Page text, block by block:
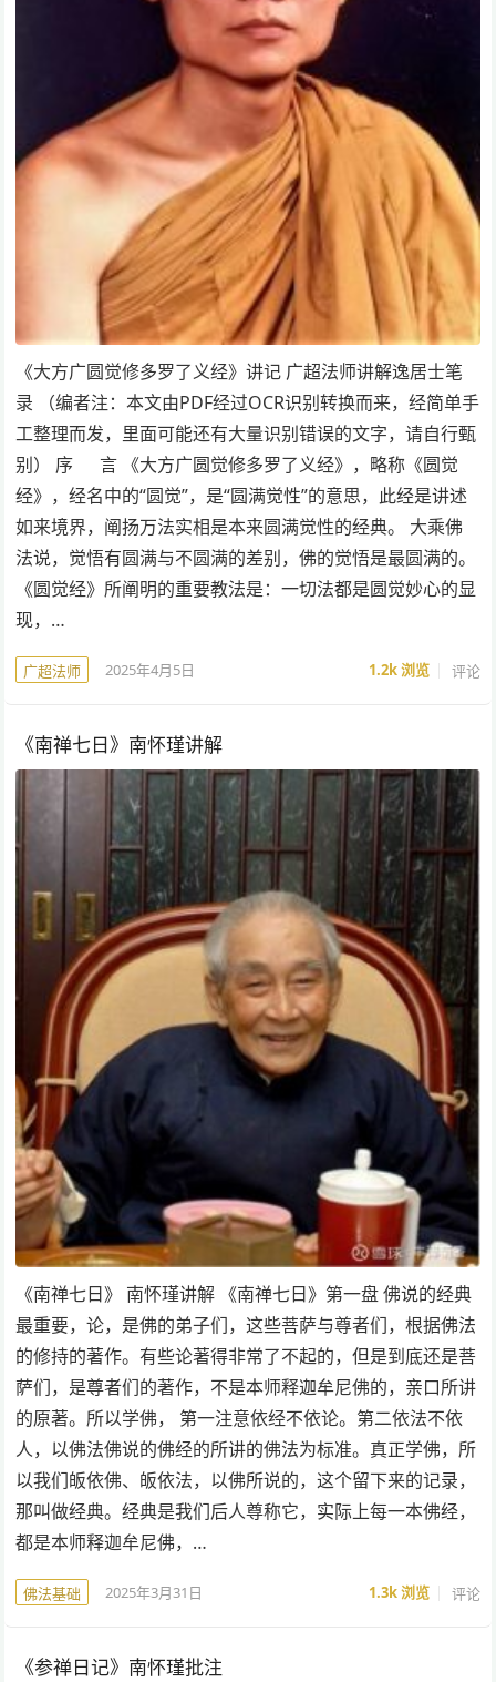
《大方广圆觉修多罗了义经》讲记 广超法师讲解逸居士笔
录 （编者注：本文由PDF经过OCR识别转换而来，经简单手
工整理而发，里面可能还有大量识别错误的文字，请自行甄
别） 序 言 《大方广圆觉修多罗了义经》，略称《圆觉
经》，经名中的“圆觉”，是“圆满觉性”的意思，此经是讲述
如来境界，阐扬万法实相是本来圆满觉性的经典。 大乘佛
法说，觉悟有圆满与不圆满的差别，佛的觉悟是最圆满的。
《圆觉经》所阐明的重要教法是：一切法都是圆觉妙心的显
现，…
广超法师 2025年4月5日 1.2k浏览 评论
《南禅七日》南怀瑾讲解
《南禅七日》 南怀瑾讲解 《南禅七日》第一盘 佛说的经典
最重要，论，是佛的弟子们，这些菩萨与尊者们，根据佛法
的修持的著作。有些论著得非常了不起的，但是到底还是菩
萨们，是尊者们的著作，不是本师释迦牟尼佛的，亲口所讲
的原著。所以学佛， 第一注意依经不依论。第二依法不依
人，以佛法佛说的佛经的所讲的佛法为标准。真正学佛，所
以我们皈依佛、皈依法，以佛所说的，这个留下来的记录，
那叫做经典。经典是我们后人尊称它，实际上每一本佛经，
都是本师释迦牟尼佛，…
佛法基础 2025年3月31日 1.3k浏览 评论
《参禅日记》南怀瑾批注